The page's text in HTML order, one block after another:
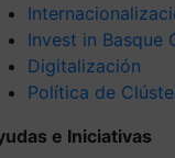
Invest in Basque
Digitalización
Política de
e Iniciativas